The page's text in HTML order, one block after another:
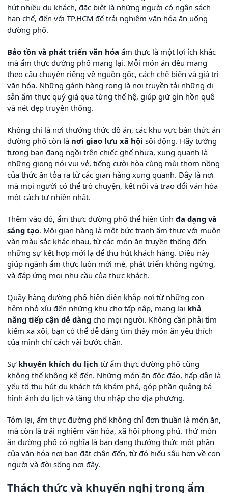
hút nhiều du khách, đặc biệt là những người có ngân sách
hạn chế, đến với TP.HCM để trải nghiệm văn hóa ăn uống
đường phố.
Bảo tồn và phát triển văn hóa ẩm thực là một lợi ích khác
mà ẩm thực đường phố mang lại. Mỗi món ăn đều mang
theo câu chuyện riêng về nguồn gốc, cách chế biến và giá trị
văn hóa. Những gánh hàng rong là nơi truyền tải những di
sản ẩm thực quý giá qua từng thế hệ, giúp giữ gìn hồn quê
và nét đẹp truyền thống.
Không chỉ là nơi thưởng thức đồ ăn, các khu vực bán thức ăn
đường phố còn là nơi giao lưu xã hội sôi động. Hãy tưởng
tượng bạn đang ngồi trên chiếc ghế nhựa, xung quanh là
những giọng nói vui vẻ, tiếng cười hòa cùng mùi thơm nồng
của thức ăn tỏa ra từ các gian hàng xung quanh. Đây là nơi
mà mọi người có thể trò chuyện, kết nối và trao đổi văn hóa
một cách tự nhiên nhất.
Thêm vào đó, ẩm thực đường phố thể hiện tính đa dạng và
sáng tạo. Mỗi gian hàng là một bức tranh ẩm thực với muôn
vàn màu sắc khác nhau, từ các món ăn truyền thống đến
những sự kết hợp mới lạ để thu hút khách hàng. Điều này
giúp ngành ẩm thực luôn mới mẻ, phát triển không ngừng,
và đáp ứng mọi nhu cầu của thực khách.
Quầy hàng đường phố hiện diện khắp nơi từ những con
hẻm nhỏ xíu đến những khu chợ tấp nập, mang lại khả
năng tiếp cận dễ dàng cho mọi người. Không cần phải tìm
kiếm xa xôi, bạn có thể dễ dàng tìm thấy món ăn yêu thích
của mình chỉ cách vài bước chân.
Sự khuyến khích du lịch từ ẩm thực đường phố cũng
không thể không kể đến. Những món ăn độc đáo, hấp dẫn là
yếu tố thu hút du khách tới khám phá, góp phần quảng bá
hình ảnh du lịch và tăng thu nhập cho địa phương.
Tóm lại, ẩm thực đường phố không chỉ đơn thuần là món ăn,
mà còn là trải nghiệm văn hóa, xã hội phong phú. Thử món
ăn đường phố có nghĩa là bạn đang thưởng thức một phần
của văn hóa nơi bạn đặt chân đến, từ đó hiểu sâu hơn về con
người và đời sống nơi đây.
Thách thức và khuyến nghị trong ẩm